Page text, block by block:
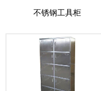
不锈钢工具柜